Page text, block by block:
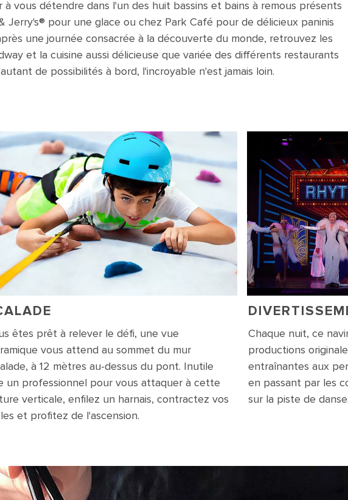
à vous détendre dans l'un des huit bassins et bains à remous présents
Jerry's® pour une glace ou chez Park Café pour de délicieux paninis
une journée consacrée à la découverte du monde, retrouvez les
et la cuisine aussi délicieuse que variée des différents restaurants
de possibilités à bord, l'incroyable n'est jamais loin.
êtes prêt à relever le défi, une vue
vous attend au sommet du mur
à 12 mètres au-dessus du pont. Inutile
un professionnel pour vous attaquer à cette
verticale, enfilez un harnais, contractez vos
et profitez de l'ascension.
Chaque nuit, ce
productions
entraînantes aux
en passant par les
sur la piste de danse.